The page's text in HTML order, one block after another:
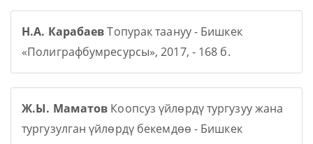
Н.А. КарабаевТопурак таануу - Бишкек
«Полиграфбумресурсы», 2017, - 168 б.
Ж.Ы. Маматов Коопсуз үйлөрдү тургузуу жана
тургузулган үйлөрдү бекемдөө - Бишкек